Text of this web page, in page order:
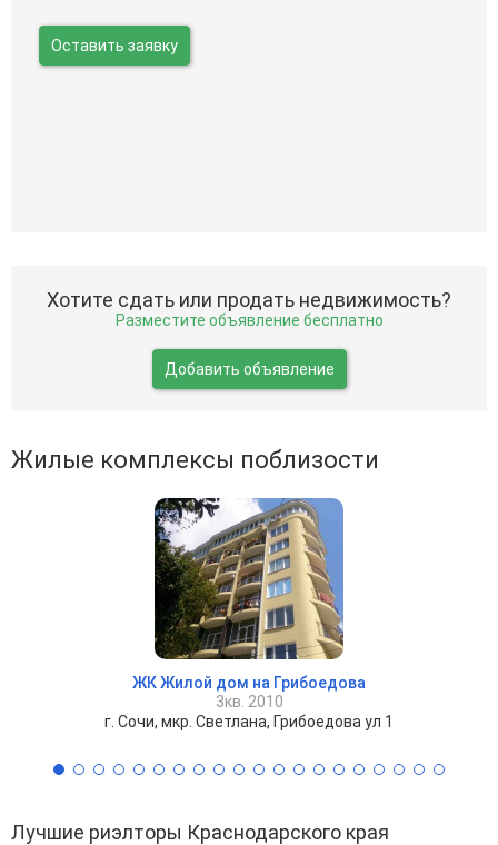
Оставить заявку
Хотите сдать или продать недвижимость?
Разместите объявление бесплатно
Добавить объявление
Жилые комплексы поблизости
ЖК Жилой дом на Грибоедова
3кв. 2010
г. Сочи, мкр. Светлана, Грибоедова ул 1
Лучшие риэлторы Краснодарского края